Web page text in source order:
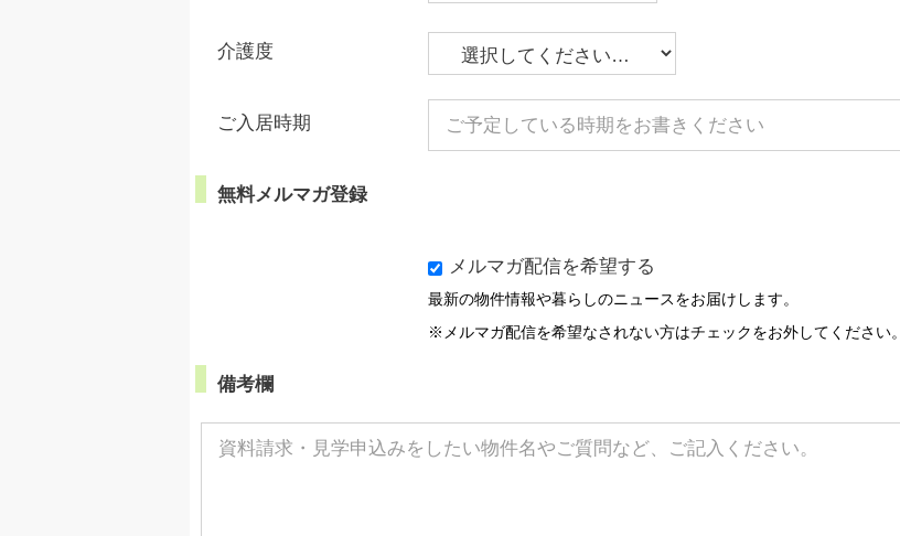
介護度
ご入居時期
無料メルマガ登録
メルマガ配信を希望する
最新の物件情報や暮らしのニュースをお届けします。
※メルマガ配信を希望なされない方はチェックをお外してください。
備考欄